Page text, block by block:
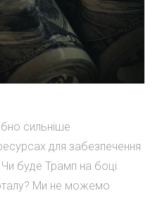
сильніше
для забезпечення
буде Трамп на боці
Ми не можемо